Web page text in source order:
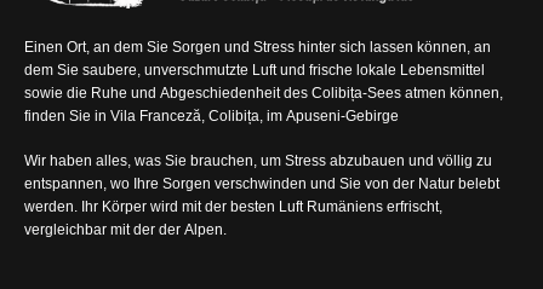
Einen Ort, an dem Sie Sorgen und Stress hinter sich lassen können, an
dem Sie saubere, unverschmutzte Luft und frische lokale Lebensmittel
sowie die Ruhe und Abgeschiedenheit des Colibița-Sees atmen können,
finden Sie in Vila Franceză, Colibița, im Apuseni-Gebirge
Wir haben alles, was Sie brauchen, um Stress abzubauen und völlig zu
entspannen, wo Ihre Sorgen verschwinden und Sie von der Natur belebt
werden. Ihr Körper wird mit der besten Luft Rumäniens erfrischt,
vergleichbar mit der der Alpen.